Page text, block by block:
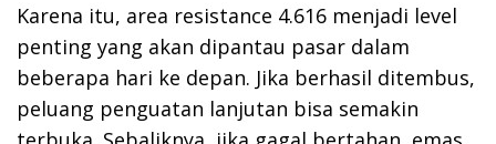
Karena itu, area resistance 4.616 menjadi level
penting yang akan dipantau pasar dalam
beberapa hari ke depan. Jika berhasil ditembus,
peluang penguatan lanjutan bisa semakin